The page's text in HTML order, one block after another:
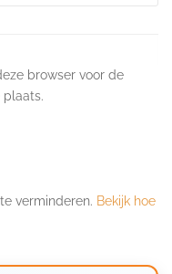
browser voor de
plaats.
verminderen. Bekijk hoe